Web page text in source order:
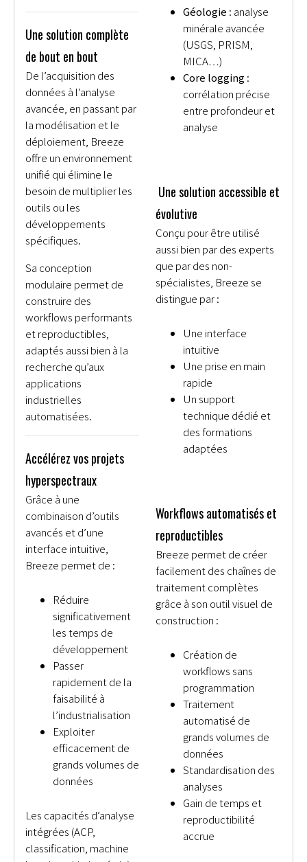
Une solution complète
de bout en bout
De l’acquisition des
données à l’analyse
avancée, en passant par
la modélisation et le
déploiement, Breeze
offre un environnement
unifié qui élimine le
besoin de multiplier les
outils ou les
développements
spécifiques.
Sa conception
modulaire permet de
construire des
workflows performants
et reproductibles,
adaptés aussi bien à la
recherche qu’aux
applications
industrielles
automatisées.
Accélérez vos projets
hyperspectraux
Grâce à une
combinaison d’outils
avancés et d’une
interface intuitive,
Breeze permet de :
Réduire
significativement
les temps de
développement
Passer
rapidement de la
faisabilité à
l’industrialisation
Exploiter
efficacement de
grands volumes de
données
Les capacités d’analyse
intégrées (ACP,
classification, machine
Géologie : analyse
minérale avancée
(USGS, PRISM,
MICA…)
Core logging:
corrélation précise
entre profondeur et
analyse
Une solution accessible et
évolutive
Conçu pour être utilisé
aussi bien par des experts
que par des non-
spécialistes, Breeze se
distingue par :
Une interface
intuitive
Une prise en main
rapide
Un support
technique dédié et
des formations
adaptées
Workflows automatisés et
reproductibles
Breeze permet de créer
facilement des chaînes de
traitement complètes
grâce à son outil visuel de
construction :
Création de
workflows sans
programmation
Traitement
automatisé de
grands volumes de
données
Standardisation des
analyses
Gain de temps et
reproductibilité
accrue